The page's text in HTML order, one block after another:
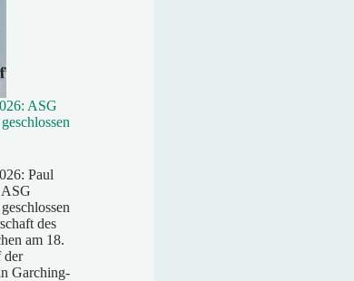
ASG
Paul
des
am 18.
der
Garching-